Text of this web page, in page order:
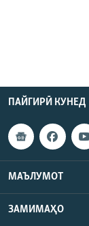
ПАЙГИРӢ КУНЕД
МАЪЛУМОТ
ЗАМИМАҲО